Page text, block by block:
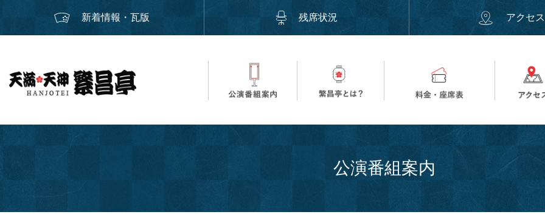
新着情報・瓦版 残席状況 アクセス
公演番組案内